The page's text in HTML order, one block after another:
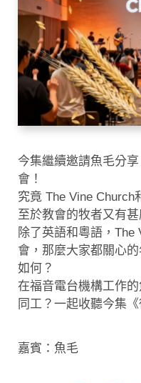
今集繼續邀請魚毛分
會！
究竟 The Vine Church
至於教會的牧者又有甚
除了英語和粵語，The
會，那麼大家都關心
如何？
在福音電台機構工作
同工？一起收聽今集《
嘉賓：魚毛